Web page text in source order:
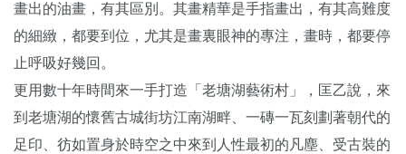
畫出的油畫，有其區別。其畫精華是手指畫出，有其高難度
的細緻，都要到位，尤其是畫裏眼神的專注，畫時，都要停
止呼吸好幾回。
更用數十年時間來一手打造「老塘湖藝術村」，匡乙說，來
到老塘湖的懷舊古城街坊江南湖畔、一磚一瓦刻劃著朝代的
足印、彷如置身於時空之中來到人性最初的凡塵、受古裝的